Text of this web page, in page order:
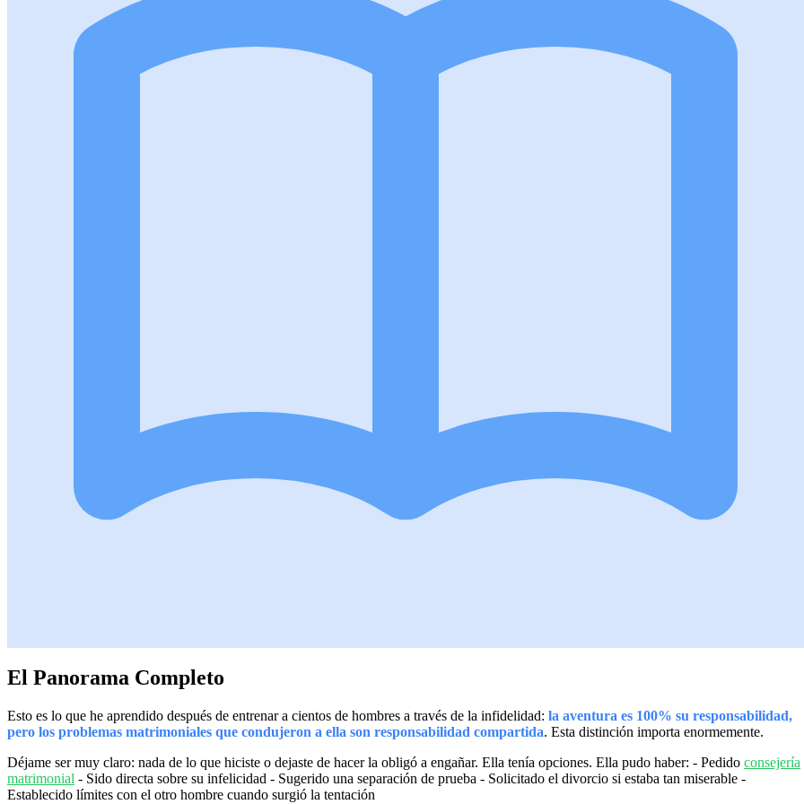
El Panorama Completo
Esto es lo que he aprendido después de entrenar a cientos de hombres a través de la infidelidad: la aventura es 100% su responsabilidad,
pero los problemas matrimoniales que condujeron a ella son responsabilidad compartida. Esta distinción importa enormemente.
Déjame ser muy claro: nada de lo que hiciste o dejaste de hacer la obligó a engañar. Ella tenía opciones. Ella pudo haber: - Pedido consejería
matrimonial - Sido directa sobre su infelicidad - Sugerido una separación de prueba - Solicitado el divorcio si estaba tan miserable -
Establecido límites con el otro hombre cuando surgió la tentación